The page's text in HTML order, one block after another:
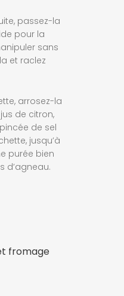
passez-la
pour la
sans
et raclez
arrosez-la
de citron,
de sel
jusqu’à
purée bien
d’agneau.
fromage